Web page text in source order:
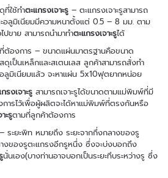
ที่ใช้ทำตะแกรงเจาะรู – ตะแกรงเจาะรูสามารถ
อลูมิเนียมมีความหนาตั้งแต่ 0.5 – 8 มม. ตาม
ปขาย สามารถนำมาทำตะแกรงเจาะรูได้
ที่ต้องการ – ขนาดแผ่นมาตรฐานคือขนาด
เป็นเหล็กและสเตนเลส ลูกค้าสามารถสั่งทำ
มิเนียมแล้ว จะหาแผ่น 5x10ฟุตยากหน่อย
รงเจาะรู สามารถเจาะรูได้ขนาดตามแม่พิมพ์ที่มี
ารไว้เพื่อผู้ผลิตจะได้หาแม่พิมพ์ที่ตรงกันหรือ
ะรูตามที่ลูกค้าต้องการ
– ระยะพิท หมายถึง ระยะจากกึ่งกลางของรู
งของรูตะแกรงอีกรูหนึ่ง ซึ่งจะบ่งบอกถึง
นั่นเอง(บางท่านอาจบอกเป็นระยะทึบระหว่างรู ซึ่ง